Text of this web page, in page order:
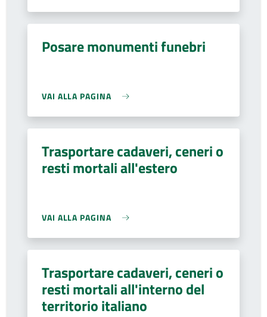
Posare monumenti funebri
VAI ALLA PAGINA
Trasportare cadaveri, ceneri o
resti mortali all'estero
VAI ALLA PAGINA
Trasportare cadaveri, ceneri o
resti mortali all'interno del
territorio italiano